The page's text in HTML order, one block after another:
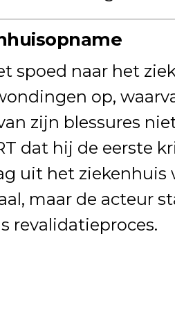
spoed naar het
op,
zijn blessures
dat hij de eerste
uit het ziekenhuis
maar de acteur
revalidatieproces.